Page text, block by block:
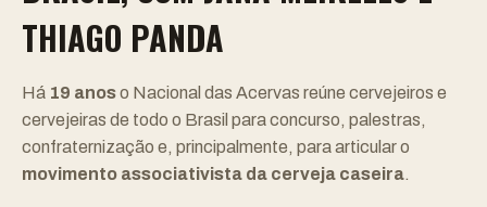
THIAGO PANDA
Há 19 anoso Nacional das Acervas reúne cervejeiros e
cervejeiras de todo o Brasil para concurso, palestras,
confraternização e, principalmente, para articular o
movimento associativista da cerveja caseira.